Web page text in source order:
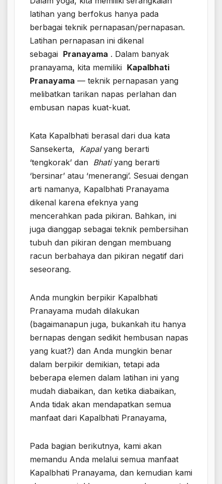
latihan yang berfokus hanya pada
berbagai teknik pernapasan/pernapasan.
Latihan pernapasan ini dikenal
sebagai Pranayama . Dalam banyak
pranayama, kita memiliki Kapalbhati
Pranayama — teknik pernapasan yang
melibatkan tarikan napas perlahan dan
embusan napas kuat-kuat.
Kata Kapalbhati berasal dari dua kata
Sansekerta, Kapalyang berarti
‘tengkorak’ dan Bhatiyang berarti
‘bersinar’ atau ‘menerangi’. Sesuai dengan
arti namanya, Kapalbhati Pranayama
dikenal karena efeknya yang
mencerahkan pada pikiran. Bahkan, ini
juga dianggap sebagai teknik pembersihan
tubuh dan pikiran dengan membuang
racun berbahaya dan pikiran negatif dari
seseorang.
Anda mungkin berpikir Kapalbhati
Pranayama mudah dilakukan
(bagaimanapun juga, bukankah itu hanya
bernapas dengan sedikit hembusan napas
yang kuat?) dan Anda mungkin benar
dalam berpikir demikian, tetapi ada
beberapa elemen dalam latihan ini yang
mudah diabaikan, dan ketika diabaikan,
Anda tidak akan mendapatkan semua
manfaat dari Kapalbhati Pranayama,
Pada bagian berikutnya, kami akan
memandu Anda melalui semua manfaat
Kapalbhati Pranayama, dan kemudian kami